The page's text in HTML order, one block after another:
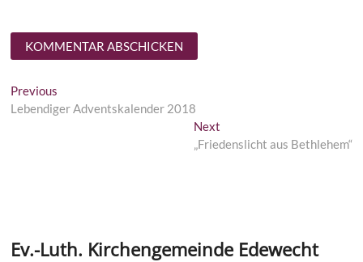
Beitragsnavigation
Previous
post:
Lebendiger Adventskalender 2018
NextNext
post:
„Friedenslicht aus Bethlehem“
Ev.-Luth. Kirchengemeinde Edewecht